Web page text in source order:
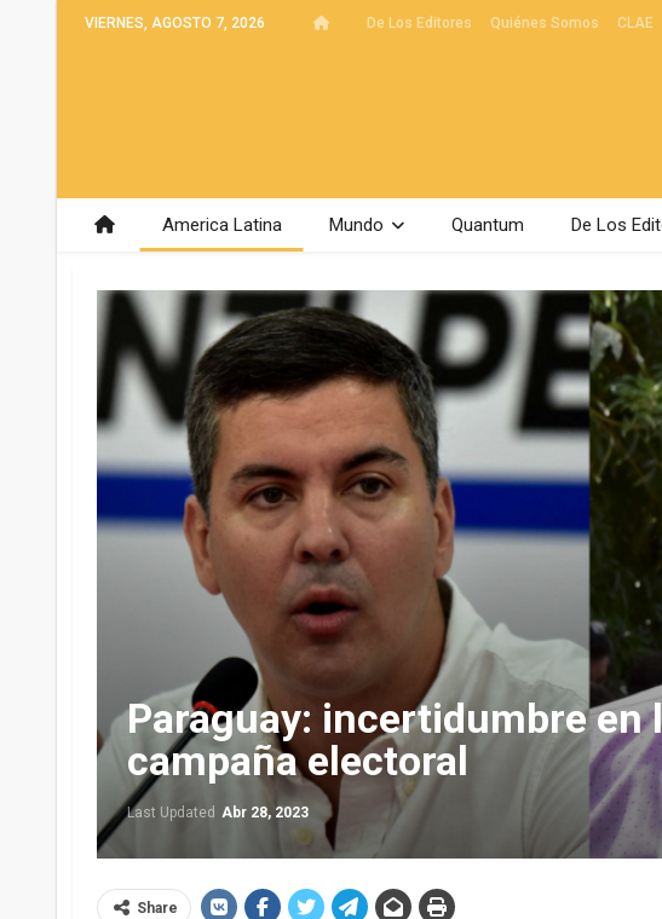
VIERNES, AGOSTO 7, 2026 De Los Editores Quiénes Somos CLAE
America Latina Mundo Quantum De Los
Paraguay: incertidumbre en
campaña electoral
Last Updated Abr 28, 2023
Share